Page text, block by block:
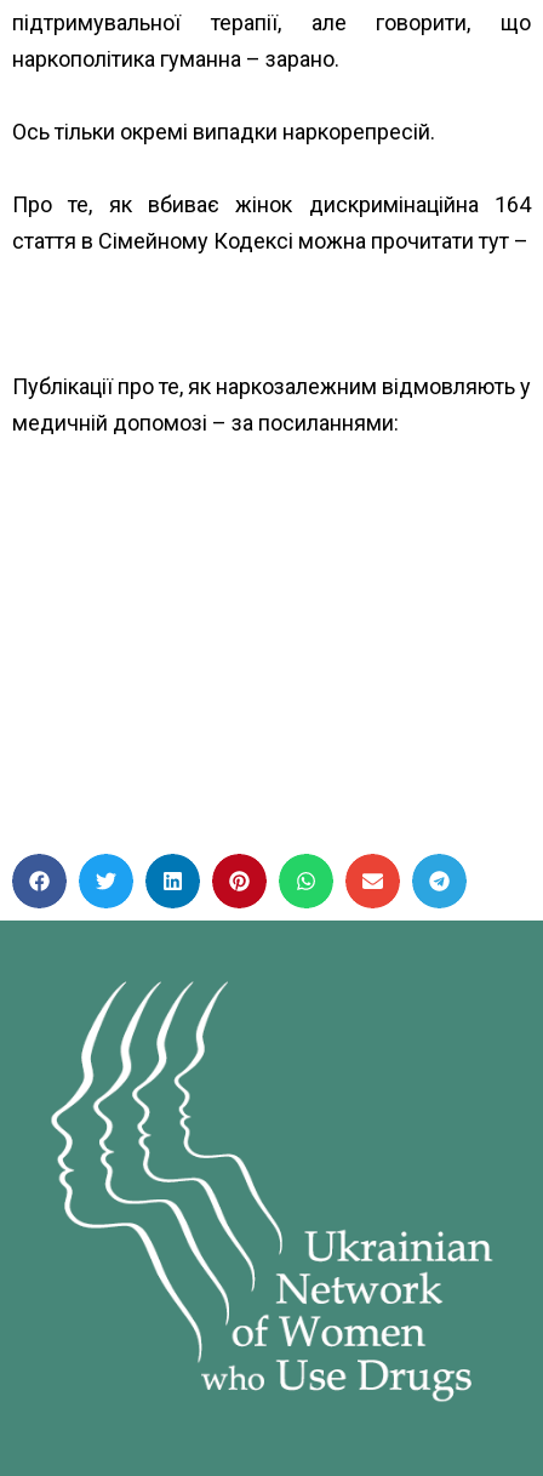
підтримувальної терапії, але говорити, що
наркополітика гуманна – зарано.
Ось тільки окремі випадки наркорепресій.
Про те, як вбиває жінок дискримінаційна 164
стаття в Сімейному Кодексі можна прочитати тут –
Публікації про те, як наркозалежним відмовляють у
медичній допомозі – за посиланнями: